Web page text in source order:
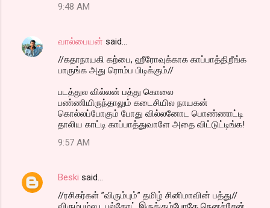
9:48 AM
வால்பையன் said…
//கதாநாயகி கற்பை, ஹீரோவுக்காக காப்பாத்திறீங்க
பாருங்க அது ரொம்ப பிடிக்கும்//
படத்துல வில்லன் பத்து கொலை
பண்ணியிருந்தாலும் கடைசியில நாயகன்
கொல்லப்போகும் போது வில்லனோட பொண்ணாட்டி
தாலிய காட்டி காப்பாத்துவாளே அதை விட்டுட்டிங்க!
9:57 AM
Beski said…
//ரசிகர்கள் ”விரும்பும்” தமிழ் சினிமாவின் பத்து//